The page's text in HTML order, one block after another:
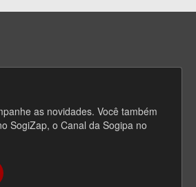
as novidades. Você também
SogiZap, o Canal da Sogipa no